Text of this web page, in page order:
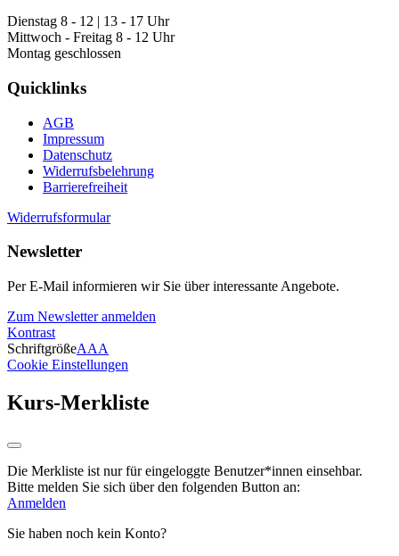
Dienstag 8 - 12 | 13 - 17 Uhr
Mittwoch - Freitag 8 - 12 Uhr
Montag geschlossen
Quicklinks
AGB
Impressum
Datenschutz
Widerrufsbelehrung
Barrierefreiheit
Widerrufsformular
Newsletter
Per E-Mail informieren wir Sie über interessante Angebote.
Zum Newsletter anmelden
Kontrast
SchriftgrößeAAA
Cookie Einstellungen
Kurs-Merkliste
Die Merkliste ist nur für eingeloggte Benutzer*innen einsehbar.
Bitte melden Sie sich über den folgenden Button an:
Anmelden
Sie haben noch kein Konto?